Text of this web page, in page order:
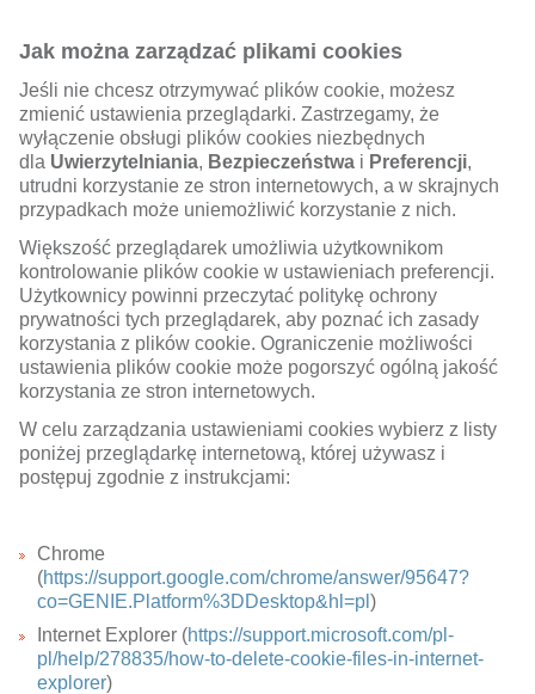
Jak można zarządzać plikami cookies
Jeśli nie chcesz otrzymywać plików cookie, możesz
zmienić ustawienia przeglądarki. Zastrzegamy, że
wyłączenie obsługi plików cookies niezbędnych
dla Uwierzytelniania, Bezpieczeństwa i Preferencji,
utrudni korzystanie ze stron internetowych, a w skrajnych
przypadkach może uniemożliwić korzystanie z nich.
Większość przeglądarek umożliwia użytkownikom
kontrolowanie plików cookie w ustawieniach preferencji.
Użytkownicy powinni przeczytać politykę ochrony
prywatności tych przeglądarek, aby poznać ich zasady
korzystania z plików cookie. Ograniczenie możliwości
ustawienia plików cookie może pogorszyć ogólną jakość
korzystania ze stron internetowych.
W celu zarządzania ustawieniami cookies wybierz z listy
poniżej przeglądarkę internetową, której używasz i
postępuj zgodnie z instrukcjami:
Chrome
(https://support.google.com/chrome/answer/95647?
co=GENIE.Platform%3DDesktop&hl=pl )
Internet Explorer (https://support.microsoft.com/pl-
pl/help/278835/how-to-delete-cookie-files-in-internet-
explorer)